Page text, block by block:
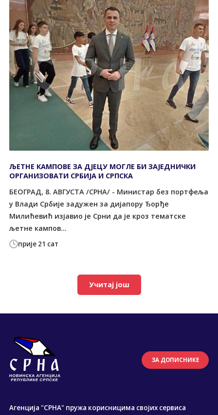
прије 21 сат
ЉЕТНЕ КАМПОВЕ ЗА ДЈЕЦУ МОГЛЕ БИ ЗАЈЕДНИЧКИ
ОРГАНИЗОВАТИ СРБИЈА И СРПСКА
БЕОГРАД, 8. АВГУСТА /СРНА/ - Министар без портфеља
у Влади Србије задужен за дијапору Ђорђе
Милићевић изјавио је Срни да је кроз тематске
љетне кампов...
Учитај још
ЗА ДОПИСНИКЕ
Агенција "СРНА" пружа корисницима својих сервиса